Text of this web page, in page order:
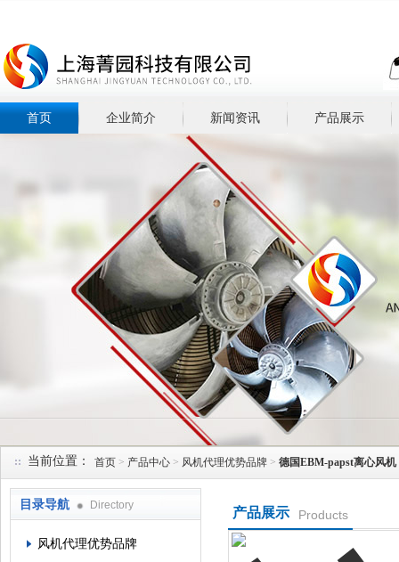
首页 企业简介 新闻资讯 产品展示
当前位置： 首页 > 产品中心 > 风机代理优势品牌 > 德国EBM-papst离心风机
目录导航 Directory
风机代理优势品牌
产品展示 Products